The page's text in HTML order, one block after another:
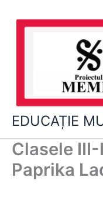
EDUCAȚIE
Clasele
Paprika